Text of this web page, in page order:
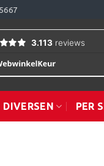
DIVERSEN PER